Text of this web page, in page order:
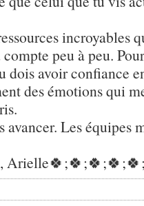
incroyables
compte peu à peu.
dois avoir confiance
des émotions qui
avancer. Les équipes